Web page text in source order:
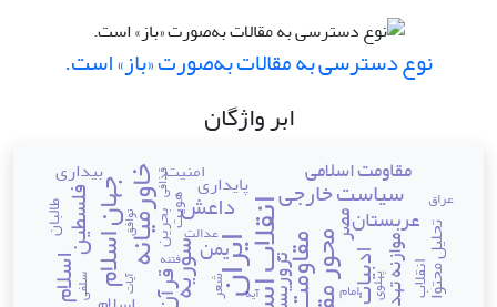
نوع دسترسی به مقالات به‌صورت «باز» است.
ابر واژگان
ایرانمقاومت
خاورمیانهجهان اسلام سوریه
داعش
قرآن
فلسطین سیاست خارجی
عربستان
تروریسم
یمن
مقاومت اسلامی
موازنه تهدید
مصر
پایداری
تحلیل محتوا
بیداری
انقلاب
امنیت
بحرینهویت طالبان
شعر
عراق
امام سلفی
عدالت
پهلوی
توافق
آیات
فتنه
آیه
قذافی